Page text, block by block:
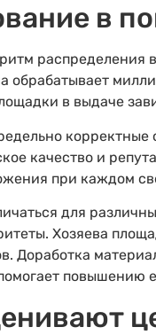
в
распределения
обрабатывает
в выдаче
качество и
при каждом
для
Хозяева
Доработка
повышению